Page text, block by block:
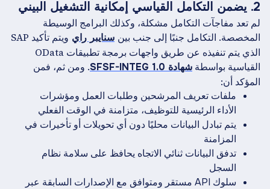
لم تعد مفاجآت التكامل مشكلة، وكذلك البرامج الوسيطة
المخصصة. التكامل جنبًا إلى جنب بين سنايبر راي
ويتم تأكيد SAP
الذي يتم تنفيذه عن طريق واجهات برمجة تطبيقات OData
القياسية بواسطةشهادة SFSF-INTEG 1.0
. ومن ثم، فمن
المؤكد أن:
ملفات تعريف المرشحين وطلبات العمل ومؤشرات
الأداء الرئيسية للتوظيف، متزامنة في الوقت الفعلي
يتم تبادل البيانات محليًا دون أي تحويلات أو تأخيرات في
المزامنة
تدفق البيانات ثنائي الاتجاه يحافظ على سلامة نظام
السجل
سلوك API مستقر ومتوافق مع الإصدارات السابقة عبر